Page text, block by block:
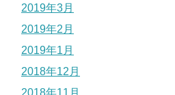
2019年3月
2019年2月
2019年1月
2018年12月
2018年11月